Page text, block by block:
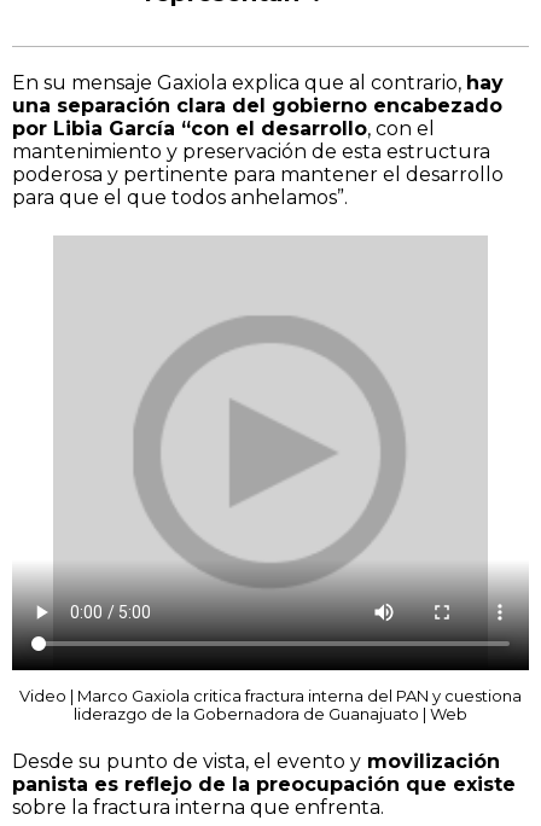
En su mensaje Gaxiola explica que al contrario, hay
una separación clara del gobierno encabezado
por Libia García “con el desarrollo, con el
mantenimiento y preservación de esta estructura
poderosa y pertinente para mantener el desarrollo
para que el que todos anhelamos”.
Video | Marco Gaxiola critica fractura interna del PAN y cuestiona
liderazgo de la Gobernadora de Guanajuato | Web
Desde su punto de vista, el evento y movilización
panista es reflejo de la preocupación que existe
sobre la fractura interna que enfrenta.